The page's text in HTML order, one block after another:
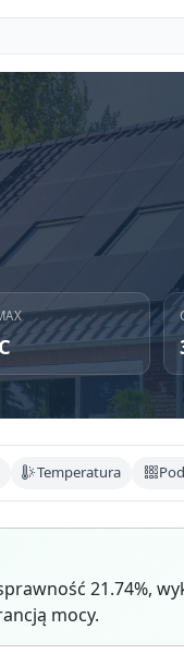
Temperatura
21.74%,
mocy.